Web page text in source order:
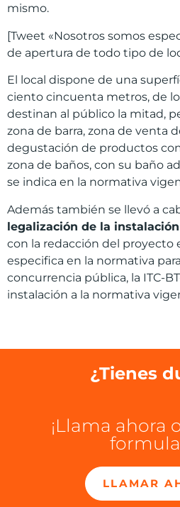
mismo.
[Tweet «Nosotros somos
de apertura de todo tipo de
El local dispone de una
ciento cincuenta metros, de
destinan al público la mitad,
zona de barra, zona de venta
degustación de productos
zona de baños, con su baño
se indica en la normativa
Además también se llevó a
legalización de la
con la redacción del proyecto
especifica en la normativa
concurrencia pública, la ITC-
instalación a la normativa
¿Tienes
¡Llama ahora
LLAMAR